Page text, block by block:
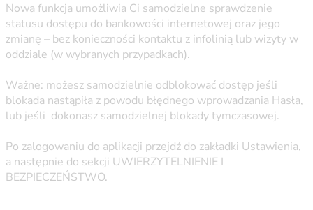
Nowa funkcja umożliwia Ci samodzielne sprawdzenie
statusu dostępu do bankowości internetowej oraz jego
zmianę – bez konieczności kontaktu z infolinią lub wizyty w
oddziale (w wybranych przypadkach).
Ważne: możesz samodzielnie odblokować dostęp jeśli
blokada nastąpiła z powodu błędnego wprowadzania Hasła,
lub jeśli dokonasz samodzielnej blokady tymczasowej.
Po zalogowaniu do aplikacji przejdź do zakładki Ustawienia,
a następnie do sekcji UWIERZYTELNIENIE I
BEZPIECZEŃSTWO.